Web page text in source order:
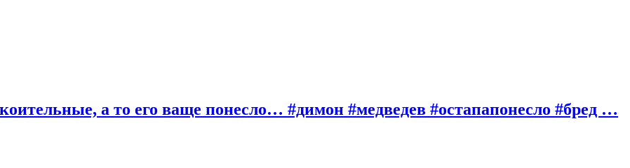
а то его ваще понесло… #димон #медведев #остапапонесло #бред …